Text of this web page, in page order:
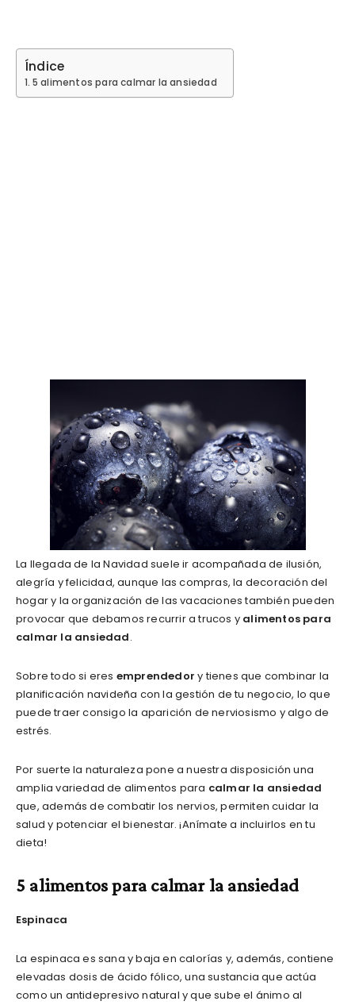
Índice
5 alimentos para calmar la ansiedad
La llegada de la Navidad suele ir acompañada de ilusión,
alegría y felicidad, aunque las compras, la decoración del
hogar y la organización de las vacaciones también pueden
provocar que debamos recurrir a trucos y alimentos para
calmar la ansiedad.
Sobre todo si eres emprendedor y tienes que combinar la
planificación navideña con la gestión de tu negocio, lo que
puede traer consigo la aparición de nerviosismo y algo de
estrés.
Por suerte la naturaleza pone a nuestra disposición una
amplia variedad de alimentos para calmar la ansiedad
que, además de combatir los nervios, permiten cuidar la
salud y potenciar el bienestar. ¡Anímate a incluirlos en tu
dieta!
5 alimentos para calmar la ansiedad
Espinaca
La espinaca es sana y baja en calorías y, además, contiene
elevadas dosis de ácido fólico, una sustancia que actúa
como un antidepresivo natural y que sube el ánimo al